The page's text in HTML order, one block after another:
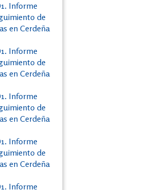
Informe
de
en Cerdeña
Informe
de
en Cerdeña
Informe
de
en Cerdeña
Informe
de
en Cerdeña
Informe